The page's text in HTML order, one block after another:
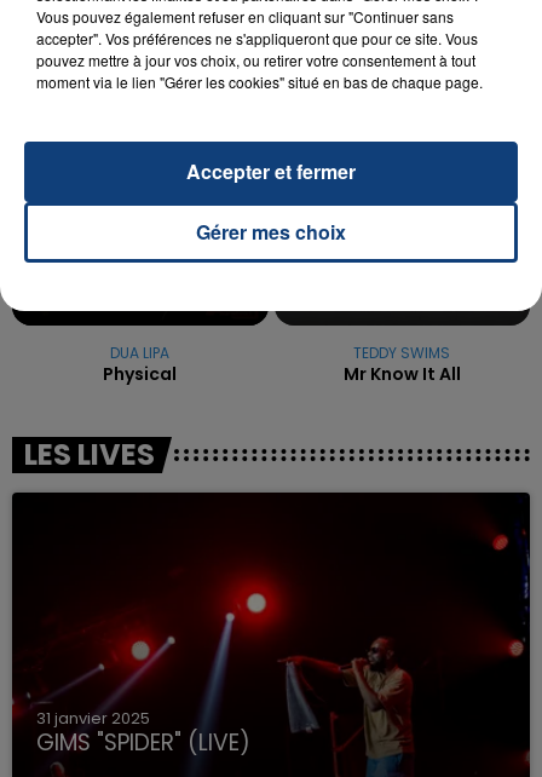
excuses.
TITRES DIFFUSÉS
DUA LIPA
Physical
TEDDY SWIMS
Mr Know It All
LES LIVES
31 janvier 2025
GIMS "SPIDER" (LIVE)
Vous pouvez également refuser en cliquant sur "Continuer sans
accepter". Vos préférences ne s'appliqueront que pour ce site. Vous
pouvez mettre à jour vos choix, ou retirer votre consentement à tout
moment via le lien "Gérer les cookies" situé en bas de chaque page.
Gérer mes choix
Accepter et fermer